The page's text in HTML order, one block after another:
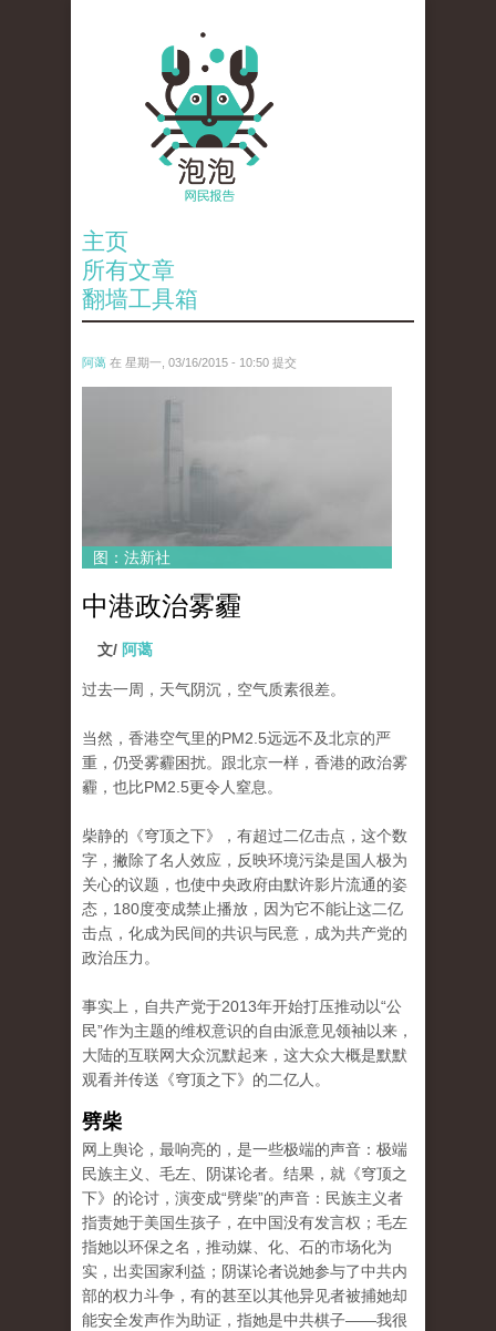
主页
所有文章
翻墙工具箱
阿蔼 在 星期一, 03/16/2015 - 10:50 提交
anp-31851977.jpg
图：法新社
中港政治雾霾
文/ 阿蔼
过去一周，天气阴沉，空气质素很差。
当然，香港空气里的PM2.5远远不及北京的严
重，仍受雾霾困扰。跟北京一样，香港的政治雾
霾，也比PM2.5更令人窒息。
柴静的《穹顶之下》，有超过二亿击点，这个数
字，撇除了名人效应，反映环境污染是国人极为
关心的议题，也使中央政府由默许影片流通的姿
态，180度变成禁止播放，因为它不能让这二亿
击点，化成为民间的共识与民意，成为共产党的
政治压力。
事实上，自共产党于2013年开始打压推动以“公
民”作为主题的维权意识的自由派意见领袖以来，
大陆的互联网大众沉默起来，这大众大概是默默
观看并传送《穹顶之下》的二亿人。
劈柴
网上舆论，最响亮的，是一些极端的声音：极端
民族主义、毛左、阴谋论者。结果，就《穹顶之
下》的论讨，演变成“劈柴”的声音：民族主义者
指责她于美国生孩子，在中国没有发言权；毛左
指她以环保之名，推动媒、化、石的市场化为
实，出卖国家利益；阴谋论者说她参与了中共内
部的权力斗争，有的甚至以其他异见者被捕她却
能安全发声作为助证，指她是中共棋子——我很